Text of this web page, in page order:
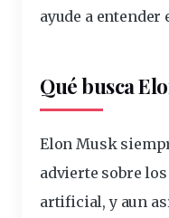
ayude a entender
Qué busca
Elon Musk
advierte sobre
artificial, y aun